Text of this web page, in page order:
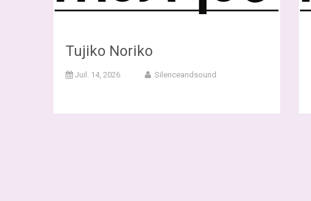
Tujiko Noriko
Juil. 14, 2026 Silenceandsound